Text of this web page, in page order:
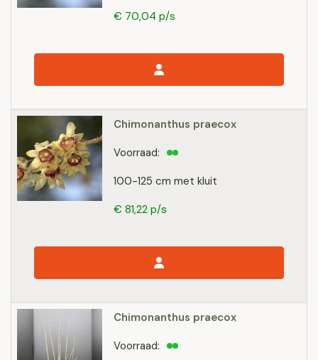
€ 70,04 p/s
Chimonanthus praecox
100-125 cm met kluit
Voorraad:
€ 81,22 p/s
Chimonanthus praecox
Voorraad: